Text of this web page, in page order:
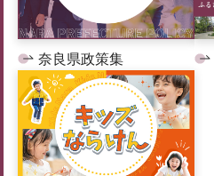
奈良県政策集